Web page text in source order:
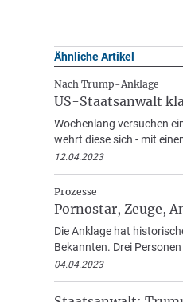
Ähnliche Artikel
Nach Trump-Anklage
US-Staatsanwalt
Wochenlang versuchen
wehrt diese sich - mit
12.04.2023
Prozesse
Pornostar, Zeuge,
Die Anklage hat
Bekannten. Drei
04.04.2023